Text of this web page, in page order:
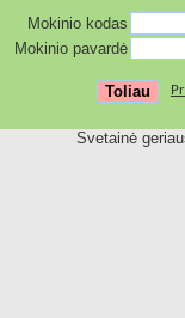
Mokinio kodas
Mokinio pavardė
Svetainė